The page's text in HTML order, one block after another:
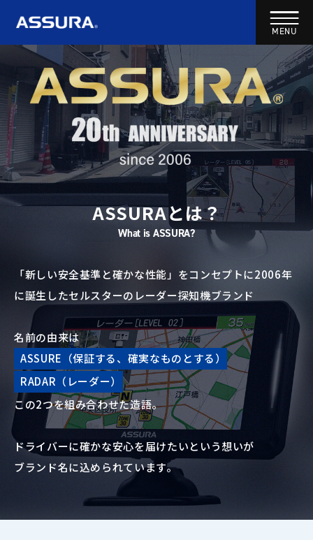
ASSURAとは？
What is ASSURA?
「新しい安全基準と確かな性能」をコンセプトに2006年
に誕生したセルスターのレーダー探知機ブランド
名前の由来は
ASSURE（保証する、確実なものとする）
RADAR（レーダー）
この2つを組み合わせた造語。
ドライバーに確かな安心を届けたいという想いが
ブランド名に込められています。